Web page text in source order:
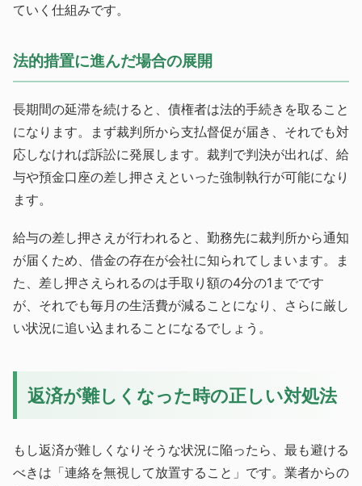
ていく仕組みです。
法的措置に進んだ場合の展開
長期間の延滞を続けると、債権者は法的手続きを取ること
になります。まず裁判所から支払督促が届き、それでも対
応しなければ訴訟に発展します。裁判で判決が出れば、給
与や預金口座の差し押さえといった強制執行が可能になり
ます。
給与の差し押さえが行われると、勤務先に裁判所から通知
が届くため、借金の存在が会社に知られてしまいます。ま
た、差し押さえられるのは手取り額の4分の1までです
が、それでも毎月の生活費が減ることになり、さらに厳し
い状況に追い込まれることになるでしょう。
返済が難しくなった時の正しい対処法
もし返済が難しくなりそうな状況に陥ったら、最も避ける
べきは「連絡を無視して放置すること」です。業者からの